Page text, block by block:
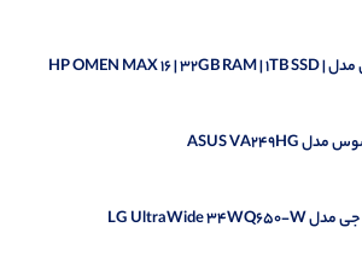
لپ‌تاپ گیمینگ 16 اینچ اچ ای مدل HP OMEN MAX 16 | 32GB RAM | 1TB SSD |